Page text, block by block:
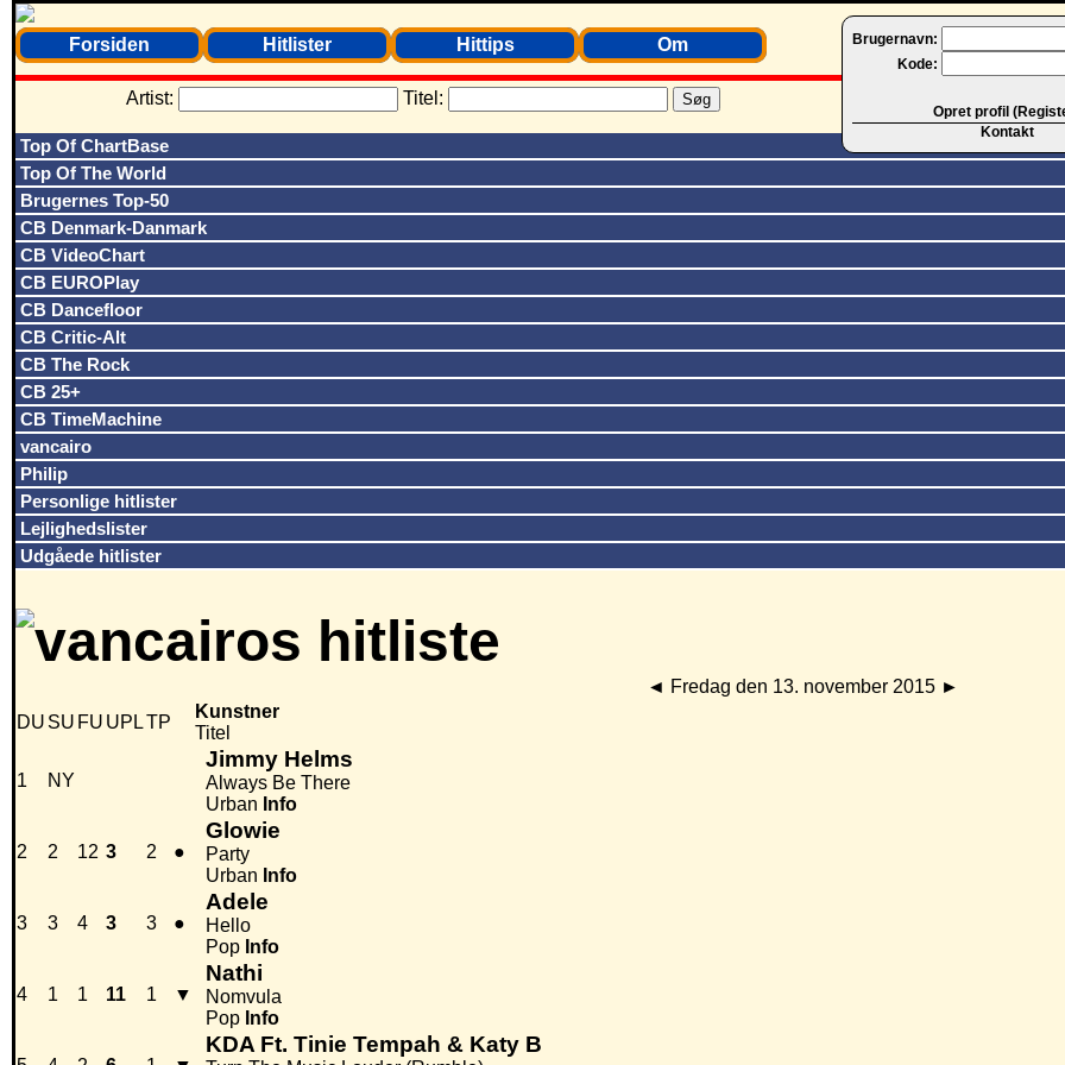
Brugernavn:
Kode:
Opret profil
Kontakt
Forsiden Hitlister Hittips Om
Artist: Titel:
Top Of ChartBase
Top Of The World
Brugernes Top-50
CB Denmark-Danmark
CB VideoChart
CB EUROPlay
CB Dancefloor
CB Critic-Alt
CB The Rock
CB 25+
CB TimeMachine
vancairo
Philip
Personlige hitlister
Lejlighedslister
Udgåede hitlister
◄ Fredag den 13. november 2015 ►
DU SU FU UPLTP
Kunstner
Titel
1 NY
Jimmy Helms
Always Be There
Urban Info
2 2 12 3 2 ●
Glowie
Party
Urban Info
3 3 4 3 3 ●
Adele
Hello
Pop Info
4 1 1 11 1 ▼
Nathi
Nomvula
Pop Info
KDA Ft. Tinie Tempah & Katy B